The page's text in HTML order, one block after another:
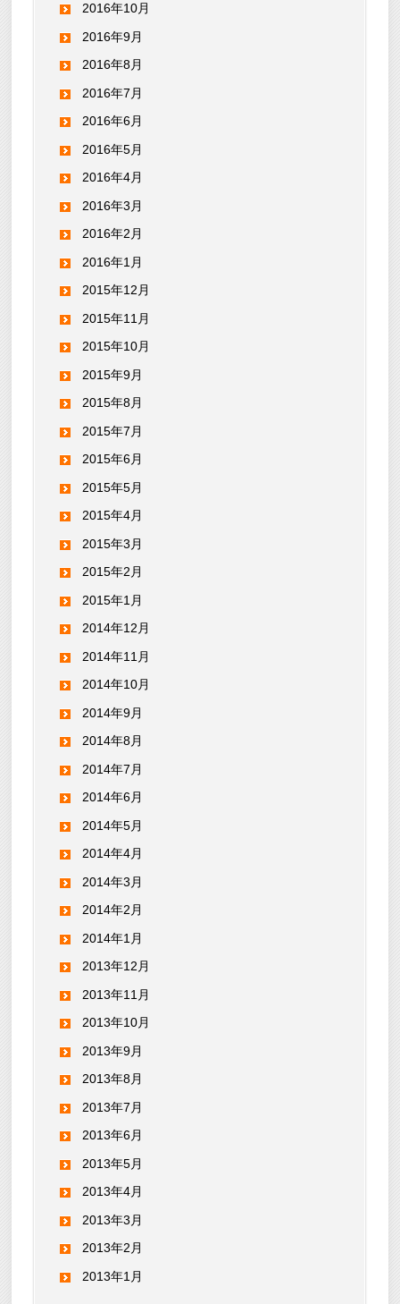
2016年10月
2016年9月
2016年8月
2016年7月
2016年6月
2016年5月
2016年4月
2016年3月
2016年2月
2016年1月
2015年12月
2015年11月
2015年10月
2015年9月
2015年8月
2015年7月
2015年6月
2015年5月
2015年4月
2015年3月
2015年2月
2015年1月
2014年12月
2014年11月
2014年10月
2014年9月
2014年8月
2014年7月
2014年6月
2014年5月
2014年4月
2014年3月
2014年2月
2014年1月
2013年12月
2013年11月
2013年10月
2013年9月
2013年8月
2013年7月
2013年6月
2013年5月
2013年4月
2013年3月
2013年2月
2013年1月